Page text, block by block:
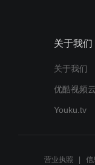
关于我们
关于我们
优酷视频云
Youku.tv
营业执照 信